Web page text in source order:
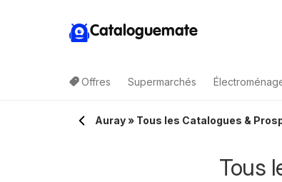
Cataloguemate
Offres Supermarchés
Auray » Tous les Catalogues &
Tous